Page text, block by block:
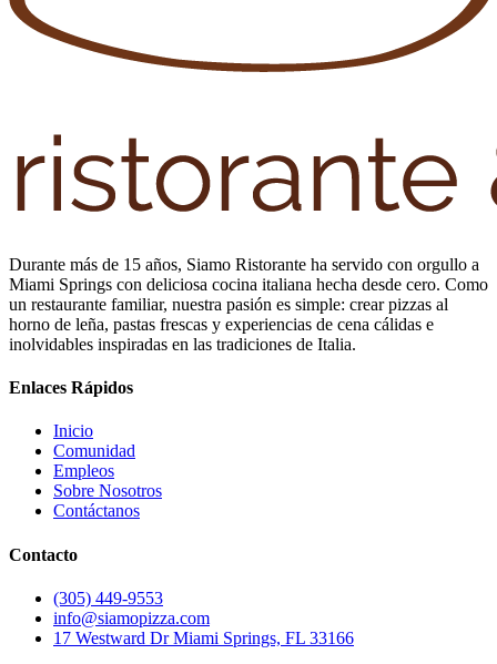
Durante más de 15 años, Siamo Ristorante ha servido con orgullo a
Miami Springs con deliciosa cocina italiana hecha desde cero. Como
un restaurante familiar, nuestra pasión es simple: crear pizzas al
horno de leña, pastas frescas y experiencias de cena cálidas e
inolvidables inspiradas en las tradiciones de Italia.
Enlaces Rápidos
Inicio
Comunidad
Empleos
Sobre Nosotros
Contáctanos
Contacto
(305) 449-9553
info@siamopizza.com
17 Westward Dr Miami Springs, FL 33166